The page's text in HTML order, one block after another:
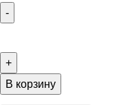
В корзину